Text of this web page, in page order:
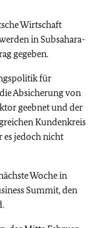
Wirtschaft
in Subsahara-
gegeben.
für
Absicherung von
geebnet und der
Kundenkreis
es jedoch nicht
Woche in
Summit, den